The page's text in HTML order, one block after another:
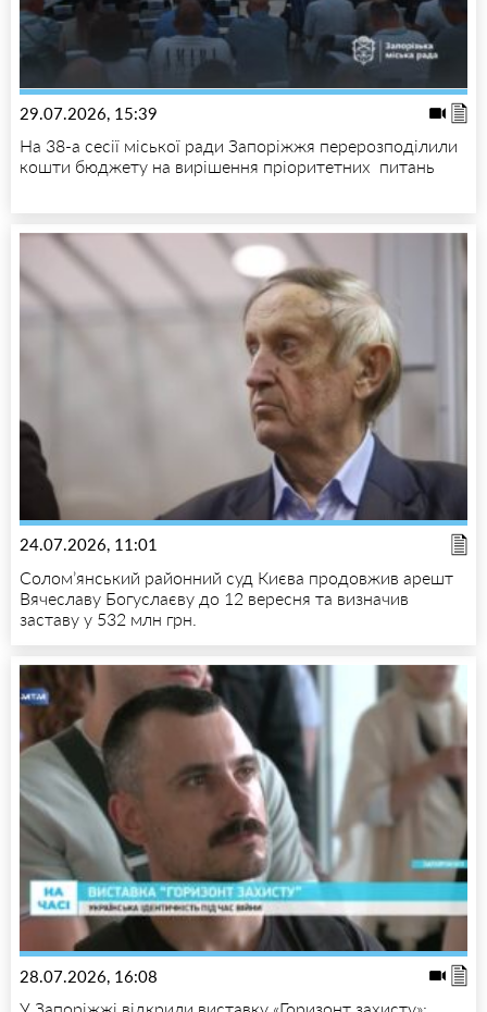
29.07.2026, 15:39
На 38-а сесії міської ради Запоріжжя перерозподілили
кошти бюджету на вирішення пріоритетних питань
24.07.2026, 11:01
Солом’янський районний суд Києва продовжив арешт
Вячеславу Богуслаєву до 12 вересня та визначив
заставу у 532 млн грн.
28.07.2026, 16:08